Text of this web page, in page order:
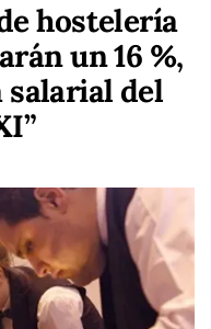
hostelería
un 16 %,
salarial del